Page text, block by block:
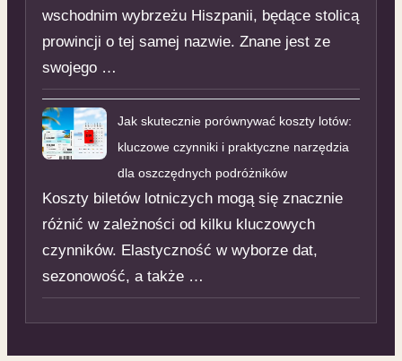
wschodnim wybrzeżu Hiszpanii, będące stolicą
prowincji o tej samej nazwie. Znane jest ze
swojego …
Jak skutecznie porównywać koszty lotów:
kluczowe czynniki i praktyczne narzędzia
dla oszczędnych podróżników
Koszty biletów lotniczych mogą się znacznie
różnić w zależności od kilku kluczowych
czynników. Elastyczność w wyborze dat,
sezonowość, a także …